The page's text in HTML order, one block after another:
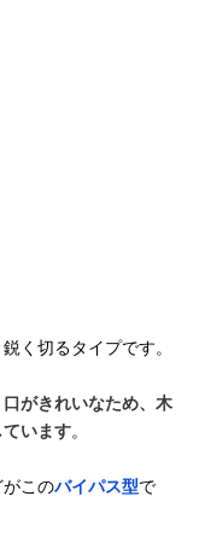
く切るタイプです。
口がきれいなため、木
います。
このバイパス型で